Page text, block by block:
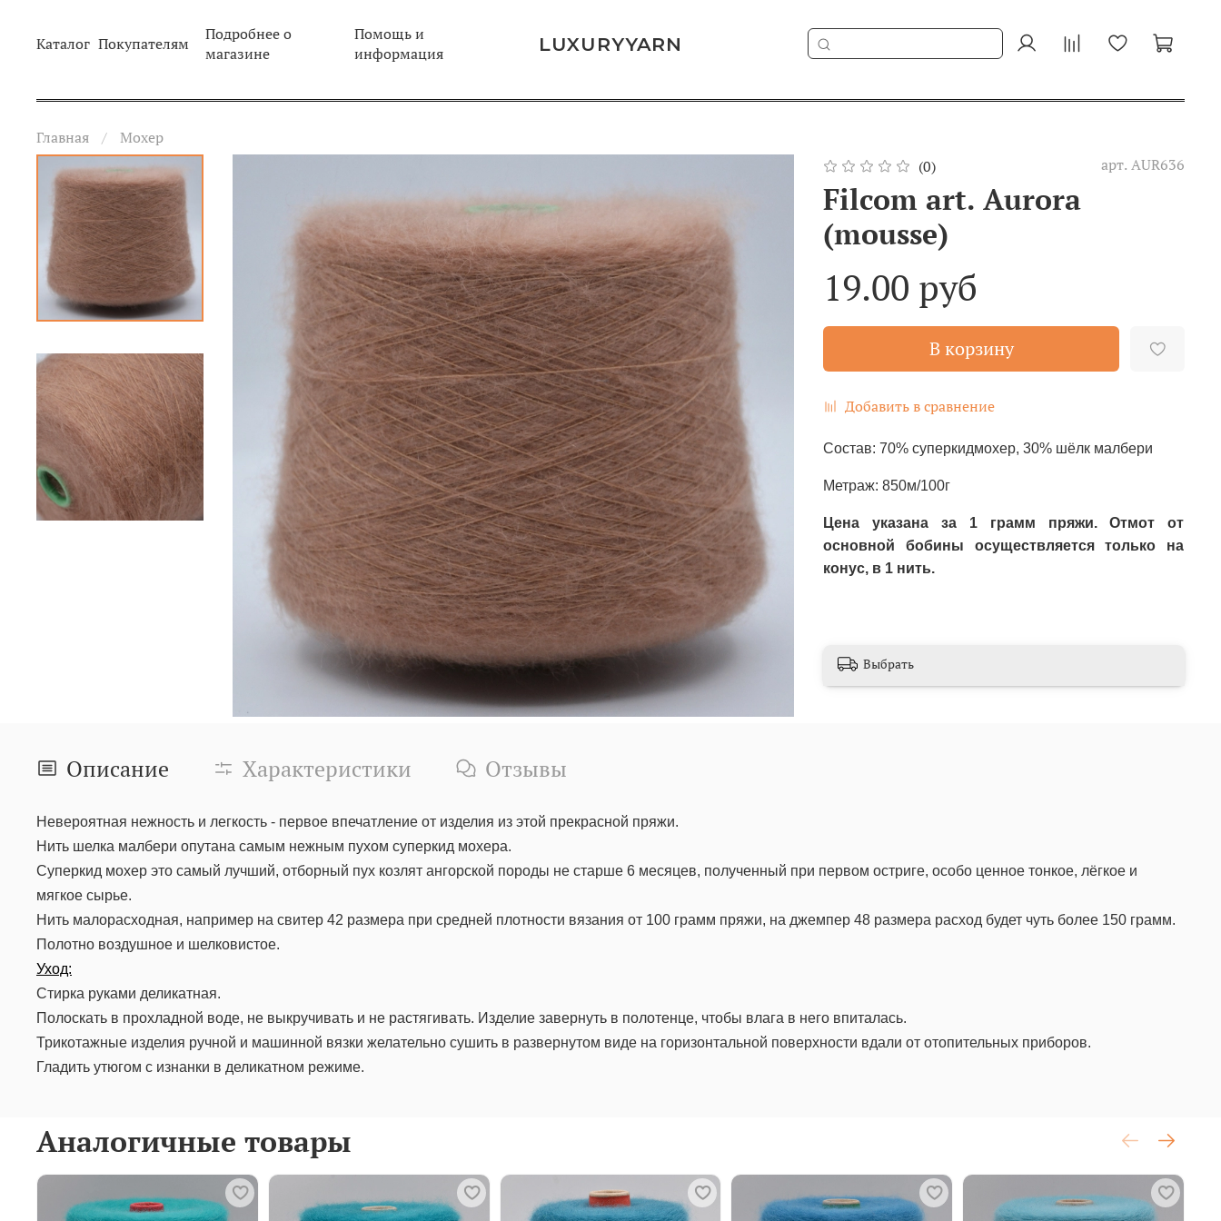
LUXURYYARN
Каталог Покупателям
Подробнее о
магазине
Помощь и
информация
Главная
Мохер
(0)
арт. AUR636
Filcom art. Aurora
(mousse)
19.00 руб
В корзину
Добавить в сравнение
Состав: 70% суперкидмохер, 30% шёлк малбери
Метраж: 850м/100г
Цена указана за 1 грамм пряжи. Отмот от
основной бобины осуществляется только на
конус, в 1 нить.
Выбрать
Описание Характеристики Отзывы
Невероятная нежность и легкость - первое впечатление от изделия из этой прекрасной пряжи.
Нить шелка малбери опутана самым нежным пухом суперкид мохера.
Суперкид мохер это самый лучший, отборный пух козлят ангорской породы не старше 6 месяцев, полученный при первом остриге, особо ценное тонкое, лёгкое и
мягкое сырье.
Нить малорасходная, например на свитер 42 размера при средней плотности вязания от 100 грамм пряжи, на джемпер 48 размера расход будет чуть более 150 грамм.
Полотно воздушное и шелковистое.
Уход:
Стирка руками деликатная.
Полоскать в прохладной воде, не выкручивать и не растягивать. Изделие завернуть в полотенце, чтобы влага в него впиталась.
Трикотажные изделия ручной и машинной вязки желательно сушить в развернутом виде на горизонтальной поверхности вдали от отопительных приборов.
Гладить утюгом с изнанки в деликатном режиме.
Аналогичные товары